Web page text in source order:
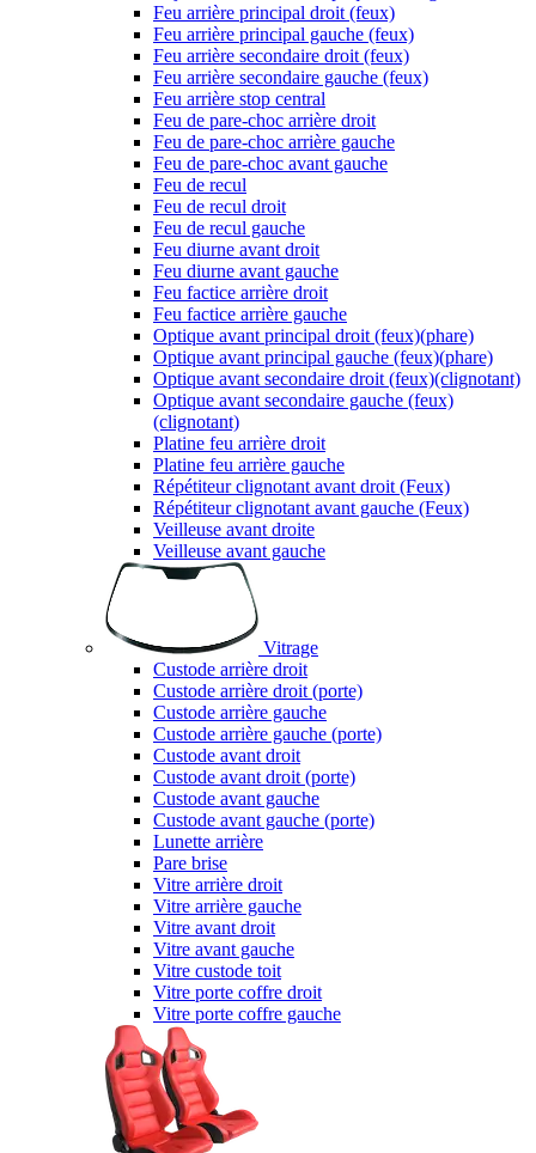
Feu arrière principal droit (feux)
Feu arrière principal gauche (feux)
Feu arrière secondaire droit (feux)
Feu arrière secondaire gauche (feux)
Feu arrière stop central
Feu de pare-choc arrière droit
Feu de pare-choc arrière gauche
Feu de pare-choc avant gauche
Feu de recul
Feu de recul droit
Feu de recul gauche
Feu diurne avant droit
Feu diurne avant gauche
Feu factice arrière droit
Feu factice arrière gauche
Optique avant principal droit (feux)(phare)
Optique avant principal gauche (feux)(phare)
Optique avant secondaire droit (feux)(clignotant)
Optique avant secondaire gauche (feux)
(clignotant)
Platine feu arrière droit
Platine feu arrière gauche
Répétiteur clignotant avant droit (Feux)
Répétiteur clignotant avant gauche (Feux)
Veilleuse avant droite
Veilleuse avant gauche
Vitrage
Custode arrière droit
Custode arrière droit (porte)
Custode arrière gauche
Custode arrière gauche (porte)
Custode avant droit
Custode avant droit (porte)
Custode avant gauche
Custode avant gauche (porte)
Lunette arrière
Pare brise
Vitre arrière droit
Vitre arrière gauche
Vitre avant droit
Vitre avant gauche
Vitre custode toit
Vitre porte coffre droit
Vitre porte coffre gauche